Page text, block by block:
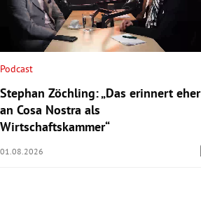
Podcast
Stephan Zöchling: „Das erinnert eher
an Cosa Nostra als
Wirtschaftskammer“
01.08.2026